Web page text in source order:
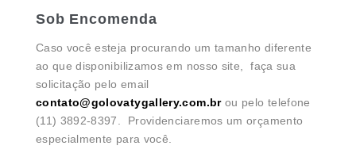
Sob Encomenda
Caso você esteja procurando um tamanho diferente
ao que disponibilizamos em nosso site, faça sua
solicitação pelo email
contato@golovatygallery.com.brou pelo telefone
(11) 3892-8397. Providenciaremos um orçamento
especialmente para você.